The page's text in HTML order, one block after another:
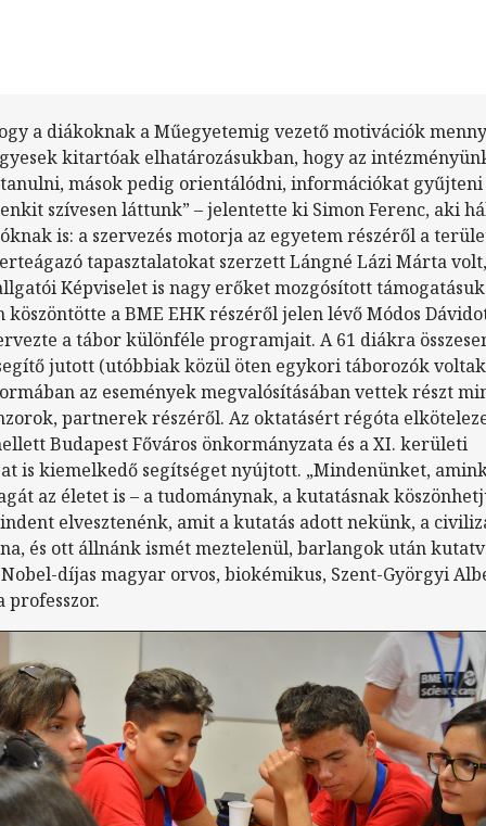
a diákoknak a Műegyetemig vezető motivációk
kitartóak elhatározásukban, hogy az
mások pedig orientálódni, információkat
szívesen láttunk” – jelentette ki Simon Ferenc, aki
is: a szervezés motorja az egyetem részéről a
tapasztalatokat szerzett Lángné Lázi Márta
Képviselet is nagy erőket mozgósított
köszöntötte a BME EHK részéről jelen lévő Módos
a tábor különféle programjait. A 61 diákra
jutott (utóbbiak közül öten egykori táborozók
az események megvalósításában vettek részt
partnerek részéről. Az oktatásért régóta
Budapest Főváros önkormányzata és a XI. kerületi
is kiemelkedő segítséget nyújtott. „Mindenünket,
az életet is – a tudománynak, a kutatásnak
elvesztenénk, amit a kutatás adott nekünk, a
és ott állnánk ismét meztelenül, barlangok után
díjas magyar orvos, biokémikus, Szent-Györgyi
professzor.